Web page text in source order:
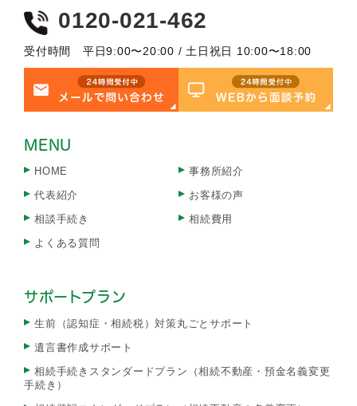
0120-021-462
受付時間 平日9:00〜20:00 / 土日祝日 10:00〜18:00
MENU
HOME
代表紹介
相談手続き
よくある質問
事務所紹介
お客様の声
相続費用
サポートプラン
生前（認知症・相続税）対策丸ごとサポート
遺言書作成サポート
相続手続きスタンダードプラン（相続不動産・預金名義変更
手続き）